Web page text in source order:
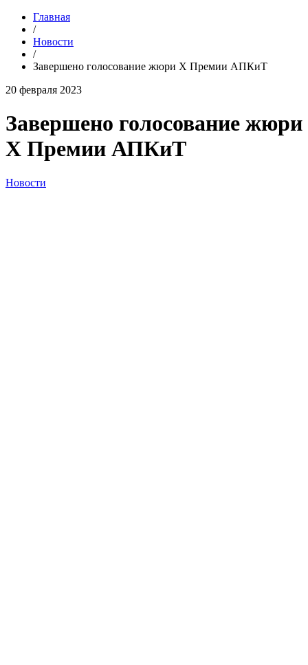
Главная
/
Новости
/
Завершено голосование жюри X Премии АПКиТ
20 февраля 2023
Завершено голосование жюри
X Премии АПКиТ
Новости